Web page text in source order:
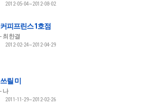
2012-05-04~2012-08-02
커피프린스 1호점
최한결
2012-02-24~2012-04-29
쓰릴 미
나
2011-11-29~2012-02-26